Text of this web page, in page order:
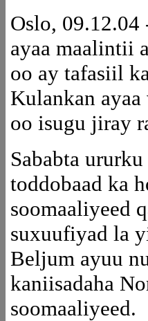
Oslo, 09.12.04
ayaa maalintii
oo ay tafasiil
Kulankan ayaa
oo isugu jiray
Sababta
toddobaad ka
soomaaliyeed
suxuufiyad la
Beljum ayuu
kaniisadaha
soomaaliyeed.